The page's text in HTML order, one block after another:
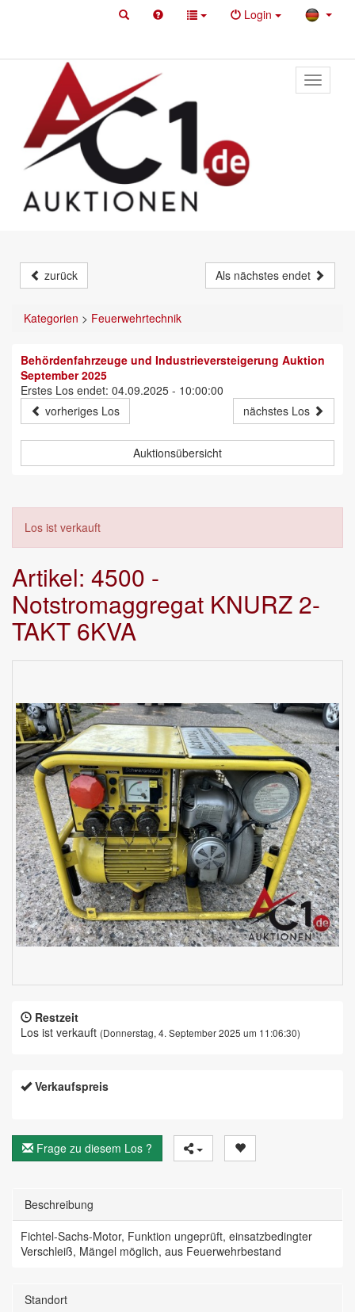
Login
Toggle
primary
zurück Als nächstes endet
Kategorien > Feuerwehrtechnik
Behördenfahrzeuge und Industrieversteigerung Auktion
September 2025
Erstes Los endet: 04.09.2025 - 10:00:00
vorheriges Los
nächstes Los
Auktionsübersicht
Los ist verkauft
Artikel: 4500 -
Notstromaggregat KNURZ 2-
TAKT 6KVA
Restzeit
Los ist verkauft (Donnerstag, 4. September 2025 um 11:06:30)
Verkaufspreis
Frage zu diesem Los ?
Beschreibung
Fichtel-Sachs-Motor, Funktion ungeprüft, einsatzbedingter
Verschleiß, Mängel möglich, aus Feuerwehrbestand
Standort